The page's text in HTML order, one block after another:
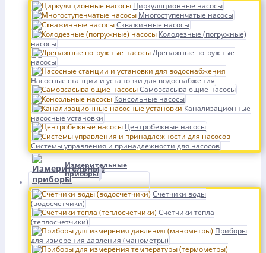
Циркуляционные насосы
Многоступенчатые насосы
Скважинные насосы
Колодезные (погружные)
насосы
Дренажные погружные
насосы
Насосные станции и установки для водоснабжения
Самовсасывающие насосы
Консольные насосы
Канализационные
насосные установки
Центробежные насосы
Системы управления и принадлежности для насосов
Измерительные
приборы
Счетчики воды
(водосчетчики)
Счетчики тепла
(теплосчетчики)
Приборы
для измерения давления (манометры)